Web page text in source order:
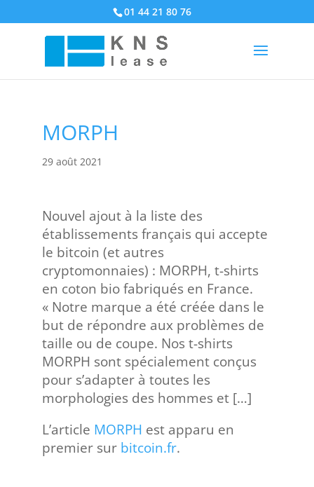
01 44 21 80 76
MORPH
29 août 2021
Nouvel ajout à la liste des
établissements français qui accepte
le bitcoin (et autres
cryptomonnaies) : MORPH, t-shirts
en coton bio fabriqués en France.
« Notre marque a été créée dans le
but de répondre aux problèmes de
taille ou de coupe. Nos t-shirts
MORPH sont spécialement conçus
pour s’adapter à toutes les
morphologies des hommes et […]
L’article MORPH est apparu en
premier sur bitcoin.fr.